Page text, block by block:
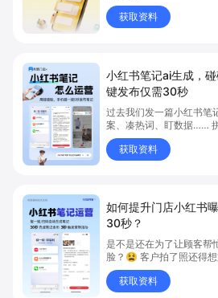
获取资料
小红书笔记ai生成，
键发布仅需30秒
过去我们发一篇小红书笔
案、凑热词、盯数据……
没完。 发出去之后？阅
实测了一套全新 AI 自动
体验一键“碰”上小红书
获取资料
如何提升门店小红书
30秒？
是不是还在为了让顾客帮
脸？😫 客户拍了照还得
来，真的很麻烦，你也
个亿的免费宣传？今天！
黑科技——“碰一碰”30秒
获取资料